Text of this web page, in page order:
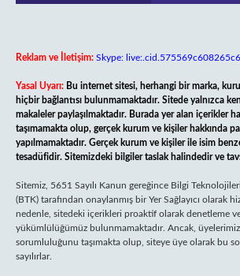
Reklam ve İletişim: Skype:
Yasal Uyarı: Bu internet sitesi, herhangi bir marka,
hiçbir bağlantısı bulunmamaktadır. Sitede yalnızca
makaleler paylaşılmaktadır. Burada yer alan içerikler
taşımamakta olup, gerçek kurum ve kişiler hakkında
yapılmamaktadır. Gerçek kurum ve kişiler ile isim
tesadüfidir. Sitemizdeki bilgiler taslak halindedir ve
Sitemiz, 5651 Sayılı Kanun gereğince Bilgi
(BTK) tarafından onaylanmış bir Yer Sağlayıcı olarak
nedenle, sitedeki içerikleri proaktif olarak denetleme
yükümlülüğümüz bulunmamaktadır. Ancak, üyelerimiz
sorumluluğunu taşımakta olup, siteye üye olarak bu
sayılırlar.